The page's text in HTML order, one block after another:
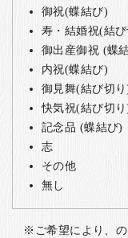
御祝(蝶結び)
寿・結婚祝(結
御出産御祝 (蝶
内祝(蝶結び)
御見舞(結び切り
快気祝(結び切り
記念品 (蝶結び)
志
その他
無し
ご希望により、